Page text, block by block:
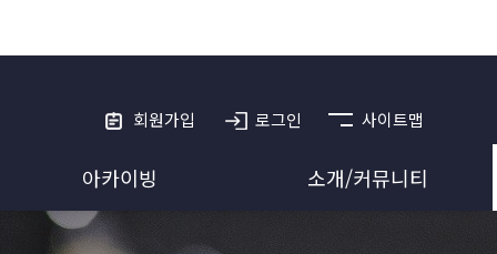
회원가입 로그인 사이트맵
아카이빙 소개/커뮤니티